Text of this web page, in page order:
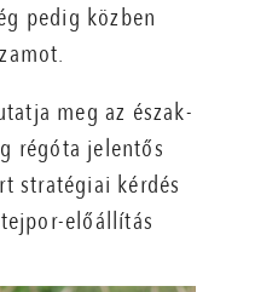
pedig közben
meg az észak-
régóta jelentős
stratégiai kérdés
előállítás